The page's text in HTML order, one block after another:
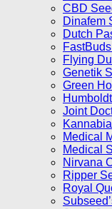
CBD
Dinafem
Dutch
Flying
Genetik
Green
Joint
Kannabia
Medical
Medical
Nirvana
Ripper
Royal